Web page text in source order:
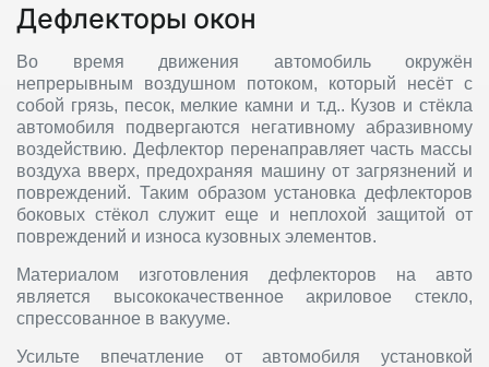
Дефлекторы окон
Во время движения автомобиль окружён
непрерывным воздушном потоком, который несёт с
собой грязь, песок, мелкие камни и т.д.. Кузов и стёкла
автомобиля подвергаются негативному абразивному
воздействию. Дефлектор перенаправляет часть массы
воздуха вверх, предохраняя машину от загрязнений и
повреждений. Таким образом установка дефлекторов
боковых стёкол служит еще и неплохой защитой от
повреждений и износа кузовных элементов.
Материалом изготовления дефлекторов на авто
является высококачественное акриловое стекло,
спрессованное в вакууме.
Усильте впечатление от автомобиля установкой